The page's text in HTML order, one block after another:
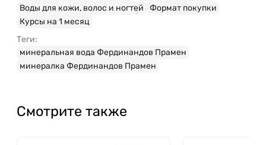
Вода сохраняет прочность связок и костей,
подвижность суставов, защищает организм от
вредных соединений (солей тяжелых металлов),
здоровья кожи за счет укрепления
соединительной ткани и усиления гидратации.
Воды для кожи, волос и ногтей
Формат покупки
Курсы на 1 месяц
Теги:
минеральная вода Фердинандов Прамен
минералка Фердинандов Прамен
Смотрите также